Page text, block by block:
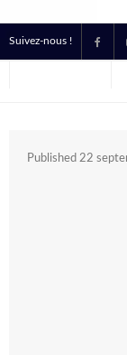
Suivez-nous !
Prestataire
Published 22